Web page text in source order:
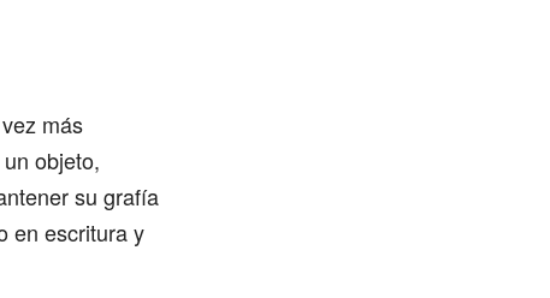
más
objeto,
su grafía
en escritura y